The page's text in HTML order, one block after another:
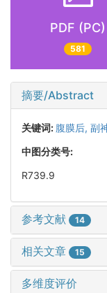
PDF (PC)
581
摘要/Abstract
关键词: 腹膜后, 副
中图分类号:
R739.9
参考文献 14
相关文章 15
多维度评价